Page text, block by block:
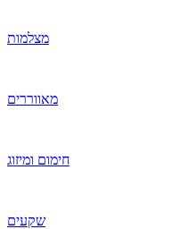
מצלמות
מאווררים
חימום ומיזוג
שקעים